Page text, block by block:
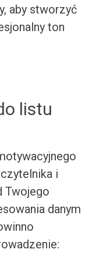
aby stworzyć
ton
listu
i
Twojego
danym